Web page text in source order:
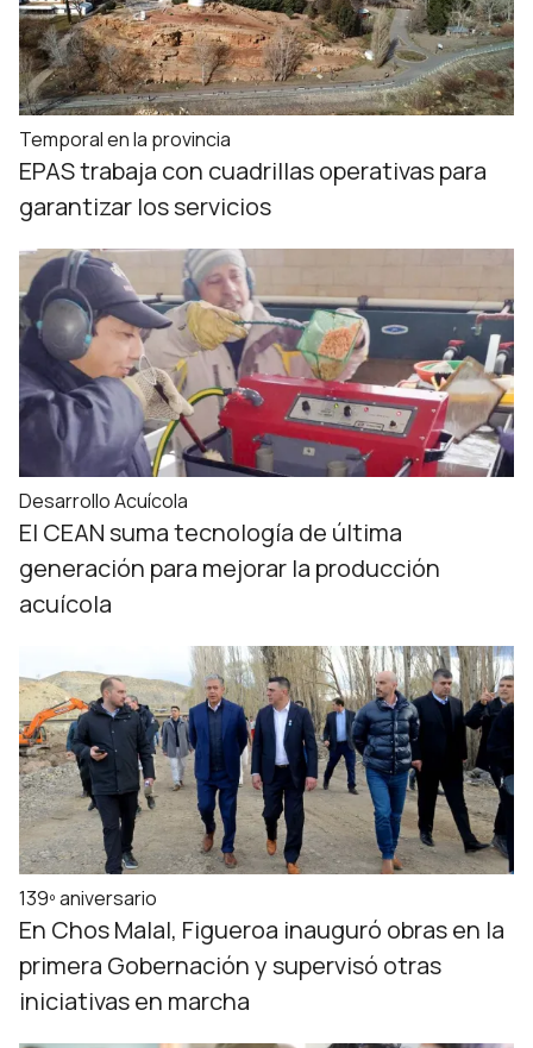
Temporal en la provincia
EPAS trabaja con cuadrillas operativas para
garantizar los servicios
Desarrollo Acuícola
El CEAN suma tecnología de última
generación para mejorar la producción
acuícola
139º aniversario
En Chos Malal, Figueroa inauguró obras en la
primera Gobernación y supervisó otras
iniciativas en marcha